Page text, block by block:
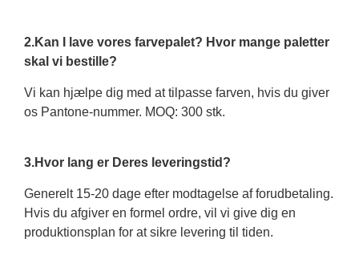
2.Kan I lave vores farvepalet? Hvor mange paletter
skal vi bestille?
Vi kan hjælpe dig med at tilpasse farven, hvis du giver
os Pantone-nummer. MOQ: 300 stk.
3.Hvor lang er Deres leveringstid?
Generelt 15-20 dage efter modtagelse af forudbetaling.
Hvis du afgiver en formel ordre, vil vi give dig en
produktionsplan for at sikre levering til tiden.